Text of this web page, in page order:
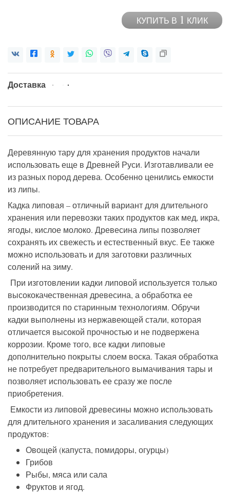
КУПИТЬ В 1 КЛИК
Доставка
ОПИСАНИЕ ТОВАРА
Деревянную тару для хранения продуктов начали
использовать еще в Древней Руси. Изготавливали ее
из разных пород дерева. Особенно ценились емкости
из липы.
Кадка липовая – отличный вариант для длительного
хранения или перевозки таких продуктов как мед, икра,
ягоды, кислое молоко. Древесина липы позволяет
сохранять их свежесть и естественный вкус. Ее также
можно использовать и для заготовки различных
солений на зиму.
При изготовлении кадки липовой используется только
высококачественная древесина, а обработка ее
производится по старинным технологиям. Обручи
кадки выполнены из нержавеющей стали, которая
отличается высокой прочностью и не подвержена
коррозии. Кроме того, все кадки липовые
дополнительно покрыты слоем воска. Такая обработка
не потребует предварительного вымачивания тары и
позволяет использовать ее сразу же после
приобретения.
Емкости из липовой древесины можно использовать
для длительного хранения и засаливания следующих
продуктов:
Овощей (капуста, помидоры, огурцы)
Грибов
Рыбы, мяса или сала
Фруктов и ягод.